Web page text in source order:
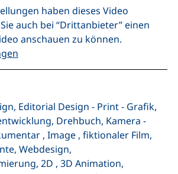
haben dieses Video
auch bei “Drittanbieter” einen
anschauen zu können.
Editorial Design - Print - Grafik,
Drehbuch, Kamera -
, Image , fiktionaler Film,
Webdesign,
2D , 3D Animation,